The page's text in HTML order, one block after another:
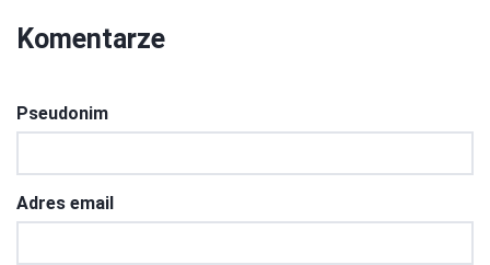
Komentarze
Pseudonim
Adres email